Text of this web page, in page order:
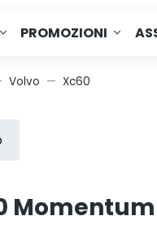
PROMOZIONI
Volvo Xc60